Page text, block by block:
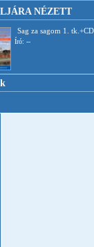
NÉZETT
Sag za sagom 1. tk.+CD
Író: --